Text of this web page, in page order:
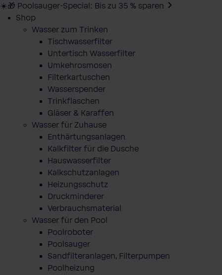
☀️🎁 Poolsauger-Special: Bis zu 35 % sparen
Shop
Wasser zum Trinken
Tischwasserfilter
Untertisch Wasserfilter
Umkehrosmosen
Filterkartuschen
Wasserspender
Trinkflaschen
Gläser & Karaffen
Wasser für Zuhause
Enthärtungsanlagen
Kalkfilter für die Dusche
Hauswasserfilter
Kalkschutzanlagen
Heizungsschutz
Druckminderer
Verbrauchsmaterial
Wasser für den Pool
Poolroboter
Poolsauger
Sandfilteranlagen, Filterpumpen
Poolheizung